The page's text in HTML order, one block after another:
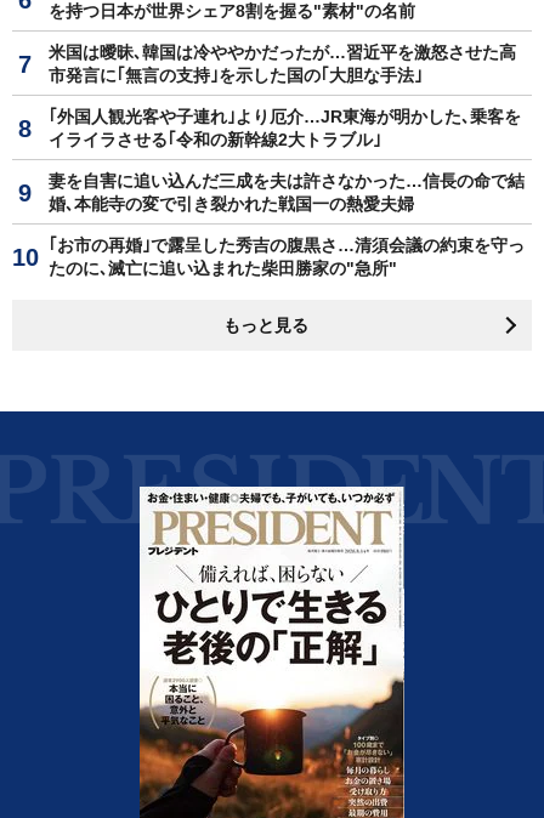
を持つ日本が世界シェア8割を握る"素材"の名前
米国は曖昧､韓国は冷ややかだったが…習近平を激怒させた高
市発言に｢無言の支持｣を示した国の｢大胆な手法｣
｢外国人観光客や子連れ｣より厄介…JR東海が明かした､乗客を
イライラさせる｢令和の新幹線2大トラブル｣
妻を自害に追い込んだ三成を夫は許さなかった…信長の命で結
婚､本能寺の変で引き裂かれた戦国一の熱愛夫婦
｢お市の再婚｣で露呈した秀吉の腹黒さ…清須会議の約束を守っ
たのに､滅亡に追い込まれた柴田勝家の"急所"
もっと見る